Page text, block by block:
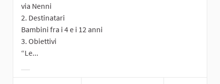
via Nenni
2. Destinatari
Bambini fra i 4 e i 12 anni
3. Obiettivi
“Le...